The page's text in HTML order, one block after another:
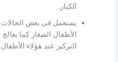
الكبار.
يستعمل فى بعض الحالات
الأطفال الصغار كما
التركيز عند هؤلاء